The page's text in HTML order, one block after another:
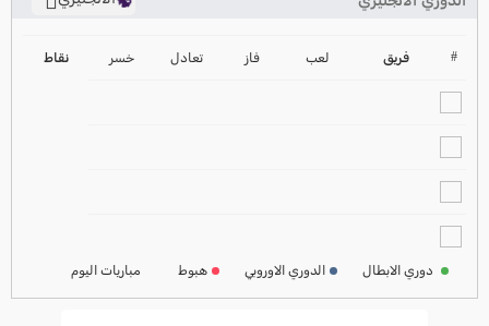
2024-2025
ترتيب الدوري الايطالي
# فريق لعب فاز تعادل خسر نقاط
دوري الابطال الدوري الاوروبي هبوط مباريات اليوم